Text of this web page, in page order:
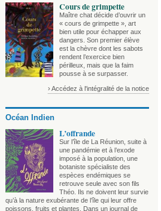
Cours de grimpette
Maître chat décide d’ouvrir un
« cours de grimpette », art
bien utile pour échapper aux
dangers. Son premier élève
est la chèvre dont les sabots
rendent l’exercice bien
périlleux, mais que la faim
pousse à se surpasser.
› Accédez à l'intégralité de la notice
Océan Indien
L’offrande
Sur l’île de La Réunion, suite à
une pandémie et à l’exode
imposé à la population, une
botaniste spécialiste des
espèces endémiques se
retrouve seule avec son fils
Théo. Ils ne doivent leur survie
qu’à la nature exubérante de l’île qui leur offre
poissons, fruits et plantes. Dans un journal de